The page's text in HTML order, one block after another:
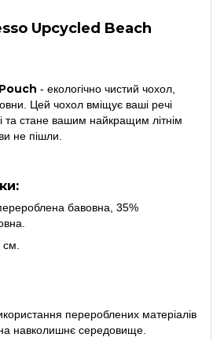
Upcycled Beach
- екологічно чистий чохол,
Цей чохол вміщує ваші речі
та стане вашим найкращим літнім
не пішли.
бавовна, 35%
см.
перероблених матеріалів
навколишнє середовище.